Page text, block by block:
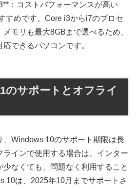
：コストパフォーマンスが高い
すめです。Core i3からi7のプロセ
モリも最大8GBまで選べるため、
できるパソコンです。
のサポートとオフライ
、Windows 10のサポート期限は長
ラインで使用する場合は、インター
少なくても、問題なく利用すること
10は、2025年10月までサポートさ